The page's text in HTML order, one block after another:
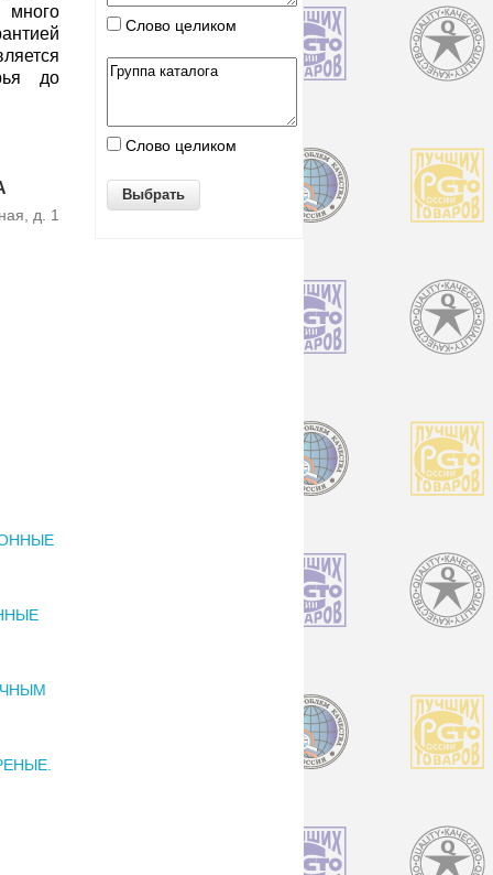
много
до
д. 1
Слово целиком
Слово целиком